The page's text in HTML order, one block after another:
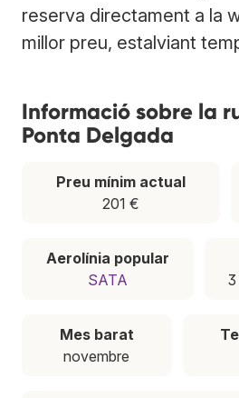
reserva directament a la
millor preu, estalviant
Informació sobre la
Ponta Delgada
Preu mínim actual
201 €
Aerolínia popular
SATA
Mes barat
novembre